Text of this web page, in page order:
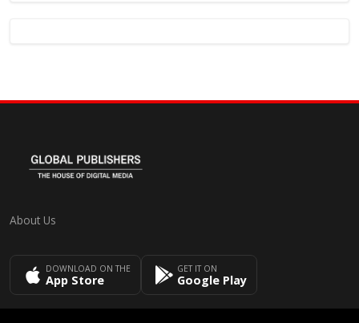
About Us
DOWNLOAD ON THE
App Store
GET IT ON
Google Play